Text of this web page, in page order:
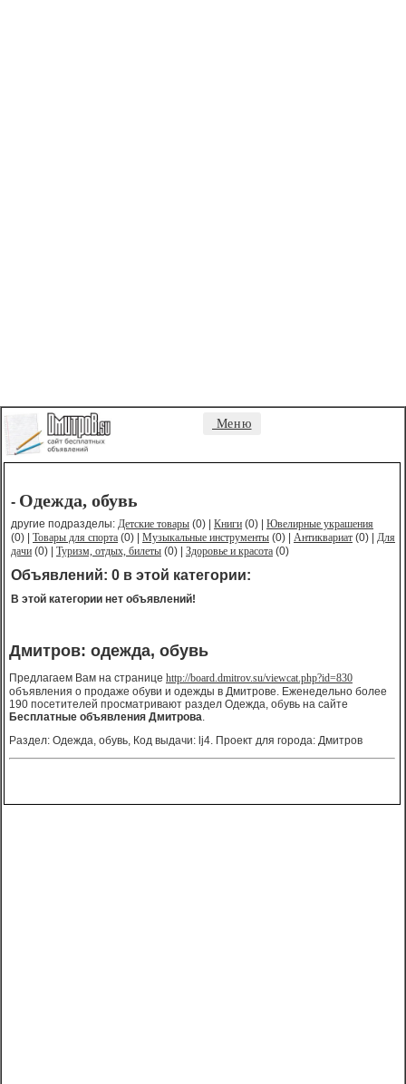
Меню
- Одежда, обувь
другие подразделы: Детские товары (0) | Книги (0) | Ювелирные украшения
(0) | Товары для спорта (0) | Музыкальные инструменты (0) | Антиквариат (0) | Для
дачи (0) | Туризм, отдых, билеты (0) | Здоровье и красота (0)
Объявлений: 0 в этой категории:
В этой категории нет объявлений!
Дмитров: одежда, обувь
Предлагаем Вам на странице http://board.dmitrov.su/viewcat.php?id=830
объявления о продаже обуви и одежды в Дмитрове. Еженедельно более
190 посетителей просматривают раздел Одежда, обувь на сайте
Бесплатные объявления Дмитрова.
Раздел: Одежда, обувь, Код выдачи: lj4. Проект для города: Дмитров